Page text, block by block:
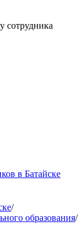
сотрудника
в Батайске
/
образования/